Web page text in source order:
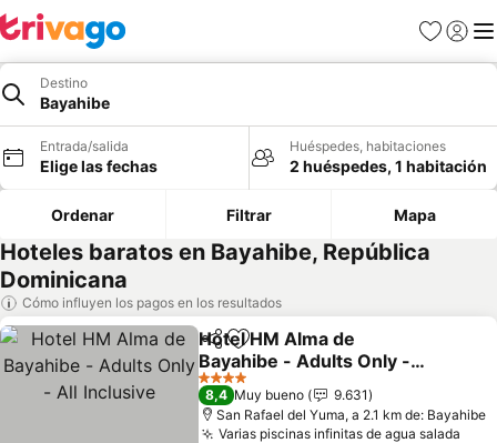
Favoritos
Iniciar
Destino
Bayahibe
Entrada/salida
Elige las fechas
Huéspedes, habitaciones
2 huéspedes, 1 habitación
Ordenar Filtrar Mapa
Hoteles baratos en Bayahibe, República
Dominicana
Cómo influyen los pagos en los resultados
CompartirAñadir a favoritos
Hotel HM Alma de
Bayahibe - Adults Only -
All Inclusive
Ver precios
4 Estrellas
8,4 Muy bueno
9.631
San Rafael del Yuma, a 2.1 km de: Bayahibe
Varias piscinas infinitas de agua salada